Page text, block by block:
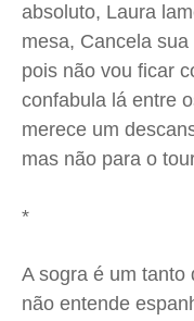
absoluto, Laura
mesa, Cancela
pois não vou ficar
confabula lá entre
merece um
mas não para o
*
A sogra é um tanto
não entende